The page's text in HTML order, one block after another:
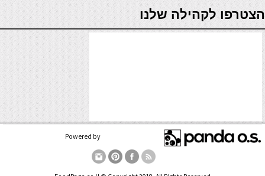
verde casino
הצטרפו לקהילה שלנו
Powered by